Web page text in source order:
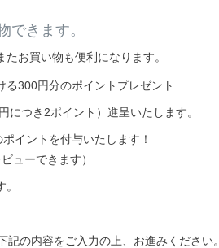
できます。
お買い物も便利になります。
300円分のポイントプレゼント
つき2ポイント）進呈いたします。
イントを付与いたします！
ューできます）
記の内容をご入力の上、お進みください。